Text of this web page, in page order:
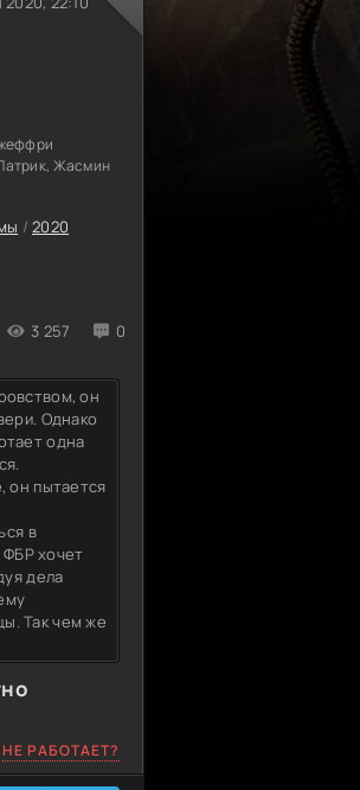
Жасмин
/2020
3 257 0
он
Однако
одна
он пытается
в
ФБР хочет
дела
Так чем же
НЕ РАБОТАЕТ?